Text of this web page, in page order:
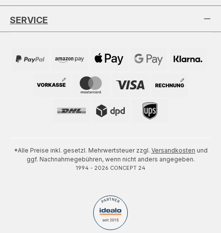
SERVICE
*Alle Preise inkl. gesetzl. Mehrwertsteuer zzgl. Versandkosten und
ggf. Nachnahmegebühren, wenn nicht anders angegeben.
1994 - 2026 CONCEPT 24